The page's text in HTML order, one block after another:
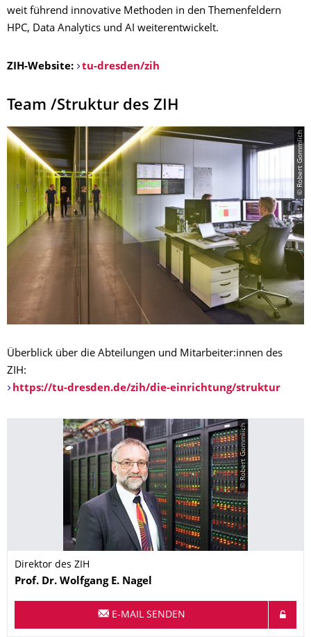
weit führend innovative Methoden in den Themenfeldern
HPC, Data Analytics und AI weiter­entwickelt.
ZIH-Website: tu-dresden/zih
Team /Struktur des ZIH
© Robert Gommlich
Überblick über die Abteilungen und Mitarbeiter:innen des
ZIH:
https://tu-dresden.de/zih/die-einrichtung/struktur
© Robert Gommlich
Direktor des ZIH
Name
Prof. Dr. Wolfgang E. Nagel
E-MAIL SENDEN